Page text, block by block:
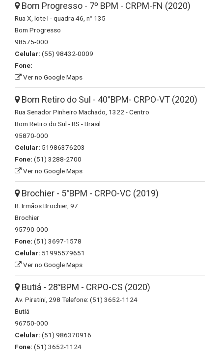
Bom Progresso - 7º BPM - CRPM-FN (2020)
Rua X, lote I - quadra 46, n° 135
Bom Progresso
98575-000
Celular: (55) 98432-0009
Fone:
Ver no Google Maps
Bom Retiro do Sul - 40°BPM- CRPO-VT (2020)
Rua Senador Pinheiro Machado, 1322 - Centro
Bom Retiro do Sul - RS - Brasil
95870-000
Celular: 51986376203
Fone: (51) 3288-2700
Ver no Google Maps
Brochier - 5°BPM - CRPO-VC (2019)
R. Irmãos Brochier, 97
Brochier
95790-000
Fone: (51) 3697-1578
Celular: 51995579651
Ver no Google Maps
Butiá - 28°BPM - CRPO-CS (2020)
Av. Piratini, 298 Telefone: (51) 3652-1124
Butiá
96750-000
Celular: (51) 986370916
Fone: (51) 3652-1124